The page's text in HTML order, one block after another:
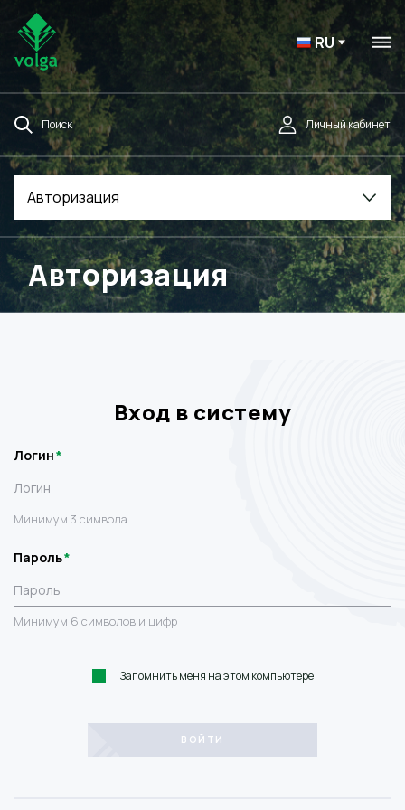
RU
Поиск Личный кабинет
Авторизация
Авторизация
Вход в систему
Логин
Минимум 3 символа
Пароль
Минимум 6 символов и цифр
Запомнить меня на этом компьютере